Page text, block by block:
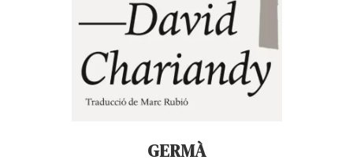
GERMÀ